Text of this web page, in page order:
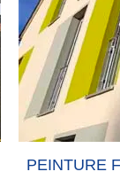
PEINTURE